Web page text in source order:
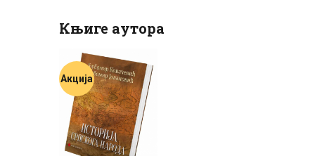
Књиге аутора
Акција